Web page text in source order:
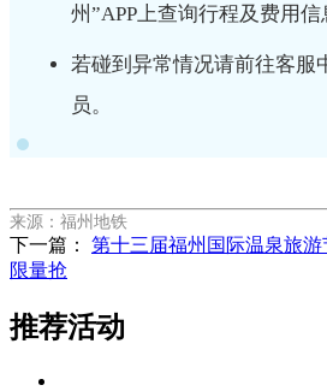
州”APP上查询行程及费用信
若碰到异常情况请前往客服
员。
来源：福州地铁
下一篇：
第十三届福州国际温泉旅
限量抢
推荐活动